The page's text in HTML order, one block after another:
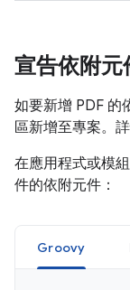
宣告依附元
如要新增 PDF 的
區新增至專案。
在應用程式或模
件的依附元件：
Groovy